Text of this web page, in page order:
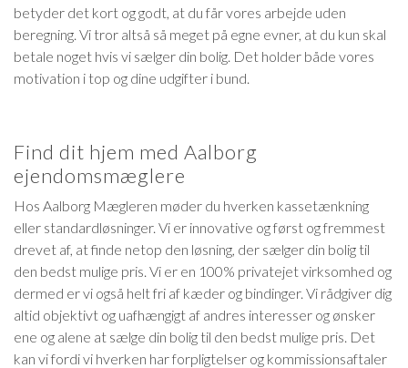
betyder det kort og godt, at du får vores arbejde uden
beregning. Vi tror altså så meget på egne evner, at du kun skal
betale noget hvis vi sælger din bolig. Det holder både vores
motivation i top og dine udgifter i bund.
Find dit hjem med Aalborg
ejendomsmæglere
Hos Aalborg Mægleren møder du hverken kassetænkning
eller standardløsninger. Vi er innovative og først og fremmest
drevet af, at finde netop den løsning, der sælger din bolig til
den bedst mulige pris. Vi er en 100% privatejet virksomhed og
dermed er vi også helt fri af kæder og bindinger. Vi rådgiver dig
altid objektivt og uafhængigt af andres interesser og ønsker
ene og alene at sælge din bolig til den bedst mulige pris. Det
kan vi fordi vi hverken har forpligtelser og kommissionsaftaler